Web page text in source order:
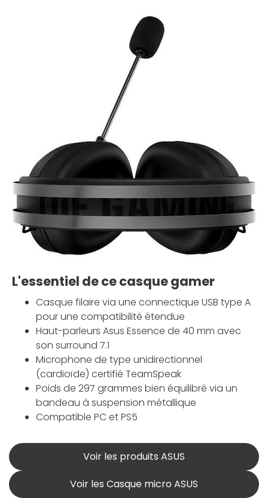
L'essentiel de ce casque gamer
Casque filaire via une connectique USB type A
pour une compatibilité étendue
Haut-parleurs Asus Essence de 40 mm avec
son surround 7.1
Microphone de type unidirectionnel
(cardioïde) certifié TeamSpeak
Poids de 297 grammes bien équilibré via un
bandeau à suspension métallique
Compatible PC et PS5
Voir les produits ASUS
Voir les Casque micro ASUS